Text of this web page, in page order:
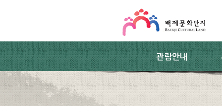
관람안내